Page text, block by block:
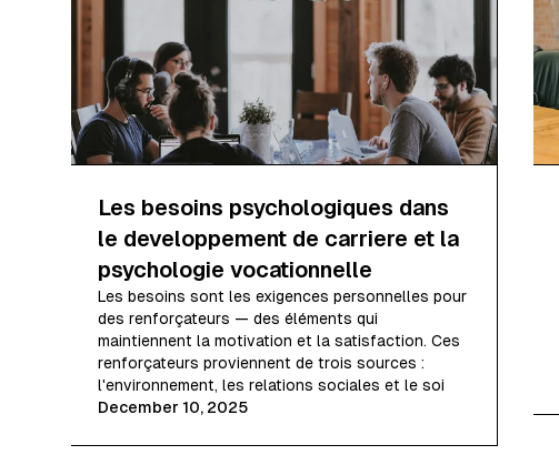
Les besoins psychologiques dans
le developpement de carriere et la
psychologie vocationnelle
Les besoins sont les exigences personnelles pour
des renforçateurs — des éléments qui
maintiennent la motivation et la satisfaction. Ces
renforçateurs proviennent de trois sources :
l'environnement, les relations sociales et le soi
December 10, 2025